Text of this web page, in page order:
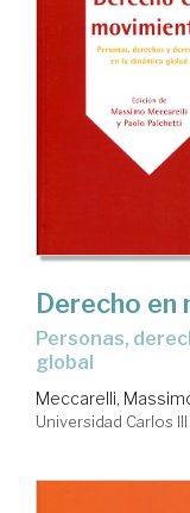
Derecho en
personas, derechos y derecho en la dinámica
global
Meccarelli,
Universidad Carlos